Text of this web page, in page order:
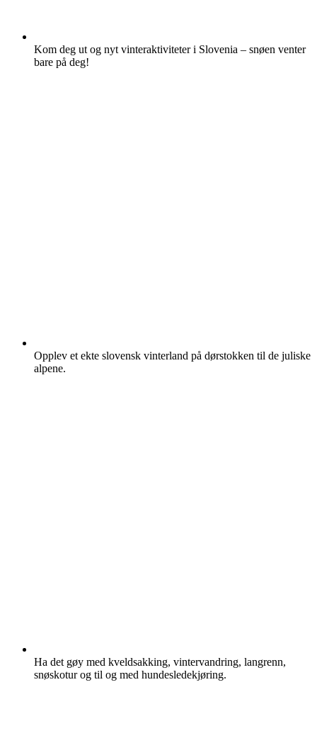
Kom deg ut og nyt vinteraktiviteter i Slovenia – snøen venter
bare på deg!
Opplev et ekte slovensk vinterland på dørstokken til de juliske
alpene.
Ha det gøy med kveldsakking, vintervandring, langrenn,
snøskotur og til og med hundesledekjøring.